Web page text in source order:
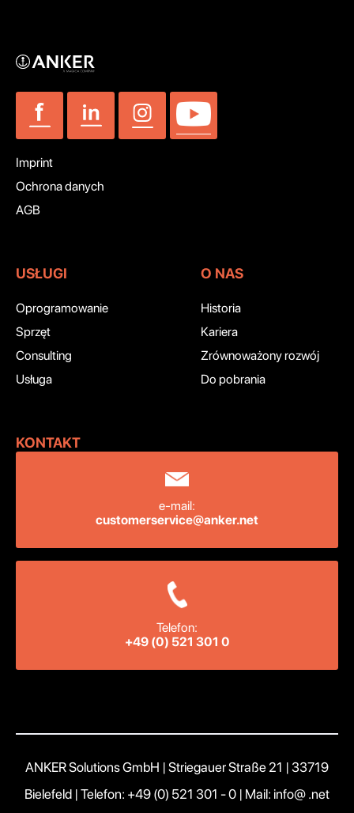
Imprint
Ochrona danych
AGB
USŁUGI
Oprogramowanie
Sprzęt
Consulting
Usługa
O NAS
Historia
Kariera
Zrównoważony rozwój
Do pobrania
KONTAKT ‍
e-mail:
customerservice@anker.net
Telefon:
+49 (0) 521 301 0
ANKER Solutions GmbH | Striegauer Straße 21 | 33719
Bielefeld | Telefon: +49 (0) 521 301 - 0 | Mail: info@ .net